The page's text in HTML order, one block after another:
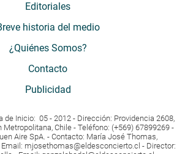
Editoriales
historia del medio
¿Quiénes Somos?
Contacto
Publicidad
de Inicio: 05 - 2012 - Dirección: Providencia 2608,
Metropolitana, Chile - Teléfono: (+569) 67899269 -
Aire SpA. - Contacto: María José Thomas,
mjosethomas@eldesconcierto.cl - Director: